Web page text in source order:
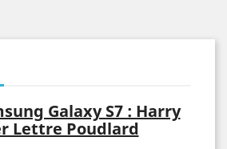
Galaxy S7 : Harry
Lettre Poudlard